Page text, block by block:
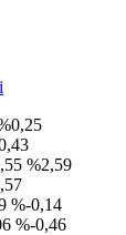
%2,59
%-0,14
%-0,46